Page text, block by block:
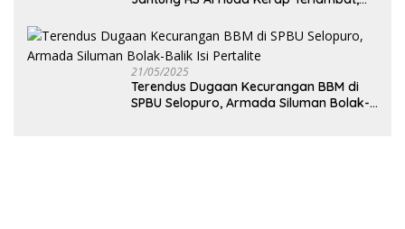
21/05/2025
Terendus Dugaan Kecurangan BBM di
SPBU Selopuro, Armada Siluman Bolak-